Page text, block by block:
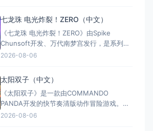
称：杀手：赦免（官方繁体中文定名） 美国
名称：Hitman: Absoluti
七龙珠 电光炸裂！ZERO（中文）
《七龙珠 电光炸裂！ZERO》由Spike
Chunsoft开发、万代南梦宫发行，是系列暌
违17年的正统续作。Switch及Switch 2双平
的高速3D格斗为核心，支持体感操控与全区
中文，融合故事、竞技与创作多种模式。
2026-08-06
太阳双子（中文）
《太阳双子》是一款由COMMANDO
PANDA开发的快节奏清版动作冒险游戏。双
胞胎兄弟为拯救被掳走的妹妹，踏上横跨荒
2026-08-06